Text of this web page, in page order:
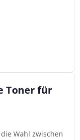
Toner für
Wahl zwischen